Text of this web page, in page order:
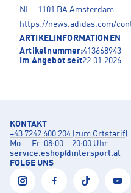
NL - 1101 BA Amsterdam
https://news.adidas.com/
ARTIKELINFORMATIONEN
Artikelnummer:413668943
Im Angebot seit22.01.2026
KONTAKT
+43 7242 600 204 (zum Ortstarif)
Mo. – Fr. 08:00 – 20:00 Uhr
service.eshop@intersport.at
FOLGE UNS